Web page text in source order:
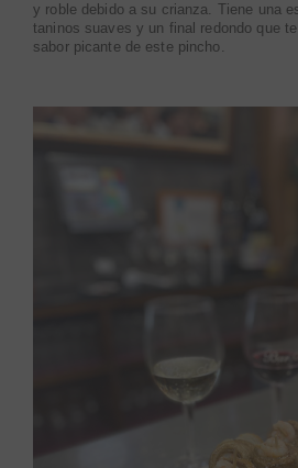
y roble debido a su crianza. Tiene una
taninos suaves y un final redondo que
sabor picante de este pincho.